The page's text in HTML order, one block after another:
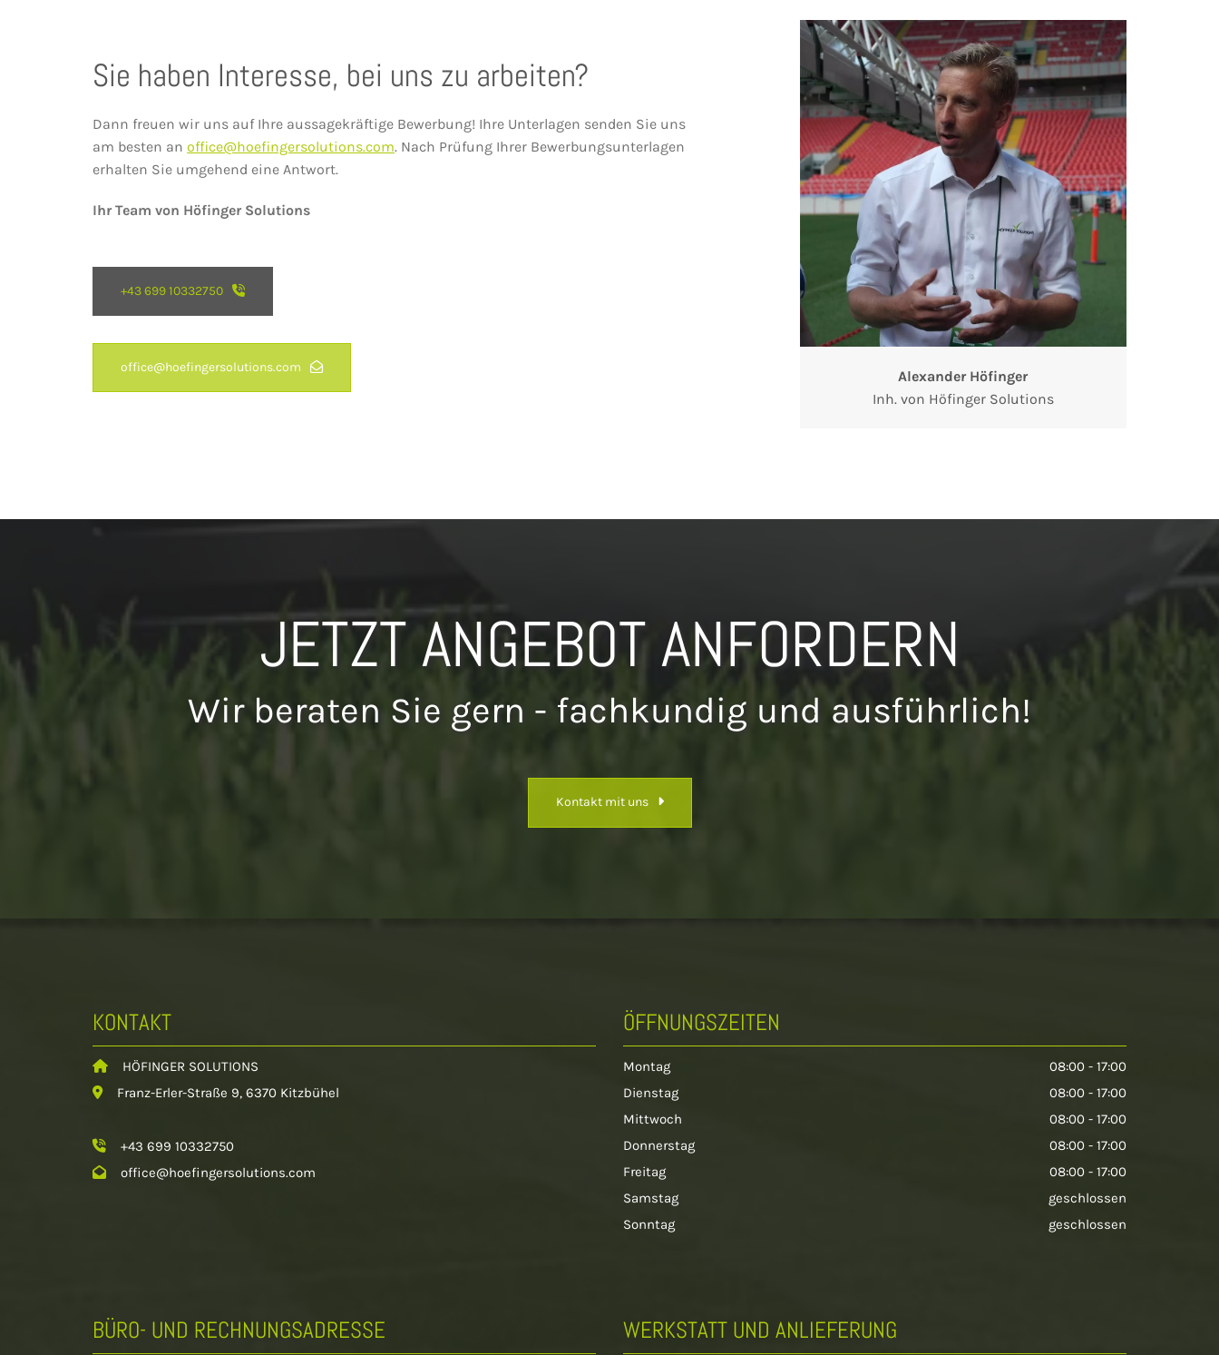
Sie haben Interesse, bei uns zu arbeiten?
Dann freuen wir uns auf Ihre aussagekräftige Bewerbung! Ihre Unterlagen senden Sie uns
am besten an office@hoefingersolutions.com. Nach Prüfung Ihrer Bewerbungsunterlagen
erhalten Sie umgehend eine Antwort.
Ihr Team von Höfinger Solutions
+43 699 10332750
office@hoefingersolutions.com
Alexander Höfinger
Inh. von Höfinger Solutions
JETZT ANGEBOT ANFORDERN
Wir beraten Sie gern - fachkundig und ausführlich!
Kontakt mit uns
KONTAKT
 HÖFINGER SOLUTIONS
 Franz-Erler-Straße 9, 6370 Kitzbühel
 +43 699 10332750
 office@hoefingersolutions.com
ÖFFNUNGSZEITEN
Montag
08:00 - 17:00
Dienstag
08:00 - 17:00
Mittwoch
08:00 - 17:00
Donnerstag
08:00 - 17:00
Freitag
08:00 - 17:00
Samstag
geschlossen
Sonntag
geschlossen
BÜRO- UND RECHNUNGSADRESSE WERKSTATT UND ANLIEFERUNG